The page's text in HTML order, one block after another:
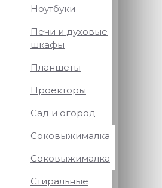
Ноутбуки
Печи и духовые
шкафы
Планшеты
Проекторы
Сад и огород
Соковыжималка
Соковыжималка
Стиральные